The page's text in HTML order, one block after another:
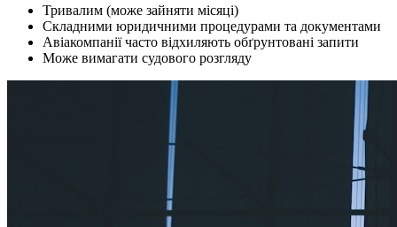
Тривалим (може зайняти місяці)
Складними юридичними процедурами та документами
Авіакомпанії часто відхиляють обґрунтовані запити
Може вимагати судового розгляду